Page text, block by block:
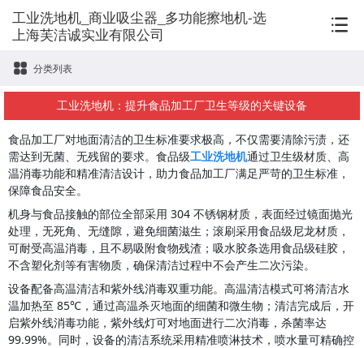
工业洗地机_商业吸尘器_多功能擦地机-选
上海芙洁诚实业有限公司
分类列表
工业洗地机：提升食品加工厂卫生等级的关键设备
食品加工厂对地面清洁的卫生标准要求极高，不仅需要清除污渍，还
需达到无菌、无残留的要求。食品级工业洗地机通过卫生级材质、高
温消毒功能和精准清洁设计，助力食品加工厂满足严苛的卫生标准，
保障食品安全。
机身与食品接触的部位全部采用 304 不锈钢材质，表面经过镜面抛光
处理，无死角、无缝隙，避免细菌滋生；滚刷采用食品级尼龙材质，
可耐受高温消毒，且不易吸附食物残渣；吸水胶条选用食品级硅胶，
不含塑化剂等有害物质，确保清洁过程中不会产生二次污染。
设备配备高温清洁和紫外线消毒双重功能。高温清洁模式可将清洁水
温加热至 85℃，通过高温杀灭地面的细菌和微生物；清洁完成后，开
启紫外线消毒功能，紫外线灯可对地面进行二次消毒，杀菌率达
99.99%。同时，设备的清洁系统采用精准喷淋技术，喷水量可精确控